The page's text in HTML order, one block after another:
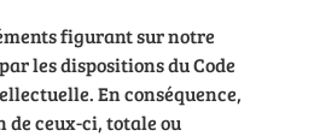
figurant sur notre
les dispositions du Code
En conséquence,
ceux-ci, totale ou